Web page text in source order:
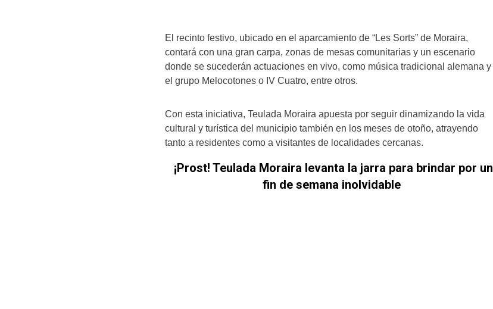
El recinto festivo, ubicado en el aparcamiento de “Les Sorts” de Moraira,
contará con una gran carpa, zonas de mesas comunitarias y un escenario
donde se sucederán actuaciones en vivo, como música tradicional alemana y
el grupo Melocotones o IV Cuatro, entre otros.
Con esta iniciativa, Teulada Moraira apuesta por seguir dinamizando la vida
cultural y turística del municipio también en los meses de otoño, atrayendo
tanto a residentes como a visitantes de localidades cercanas.
¡Prost! Teulada Moraira levanta la jarra para brindar por un
fin de semana inolvidable